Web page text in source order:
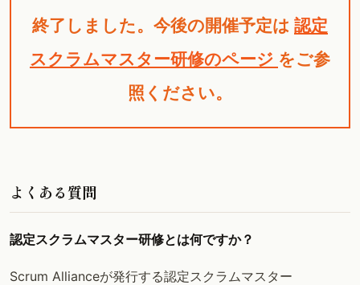
終了しました。今後の開催予定は 認定
スクラムマスター研修のページ をご参
照ください。
よくある質問
認定スクラムマスター研修とは何ですか？
Scrum Allianceが発行する認定スクラムマスター